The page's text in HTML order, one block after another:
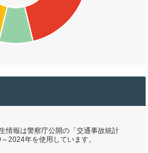
情報は警察庁公開の「交通事故統計
2024年を使用しています。